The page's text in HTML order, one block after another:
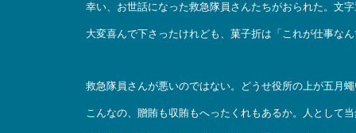
幸い、お世話になった救急隊員さんたちがおられた。文
大変喜んで下さったけれども、菓子折は「これが仕事な
救急隊員さんが悪いのではない。どうせ役所の上が五月
こんなの、贈賄も収賄もへったくれもあるか。人として